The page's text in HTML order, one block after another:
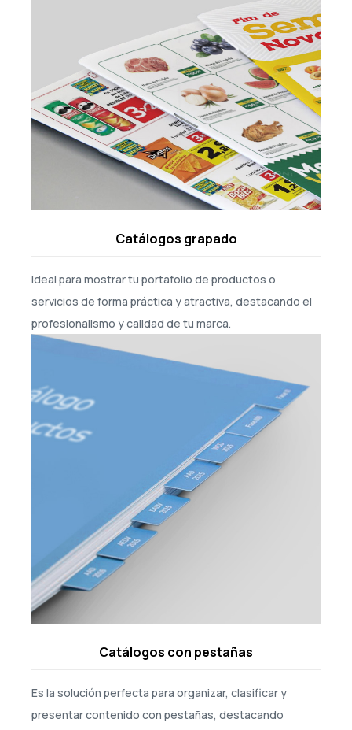
Catálogos grapado
Ideal para mostrar tu portafolio de productos o
servicios de forma práctica y atractiva, destacando el
profesionalismo y calidad de tu marca.
Catálogos con pestañas
Es la solución perfecta para organizar, clasificar y
presentar contenido con pestañas, destacando